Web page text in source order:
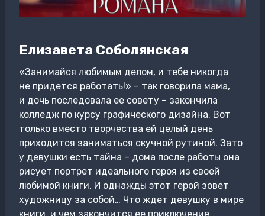
Елизавета Соболянская
«Занимайся любимым делом, и тебе никогда
не придется работать!» – так говорила мама,
и дочь последовала ее совету – закончила
колледж по курсу графического дизайна. Вот
только вместо творчества ей целый день
приходится заниматься скучной рутиной. Зато
у девушки есть тайна – дома после работы она
рисует портрет идеального героя из своей
любимой книги. И однажды этот герой зовет
художницу за собой… Что ждет девушку в мире